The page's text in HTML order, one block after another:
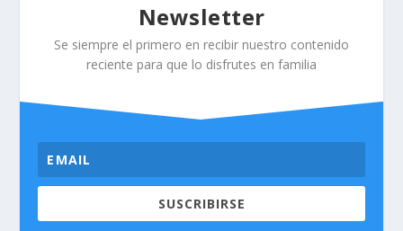
Newsletter
Se siempre el primero en recibir nuestro contenido
reciente para que lo disfrutes en familia
SUSCRIBIRSE